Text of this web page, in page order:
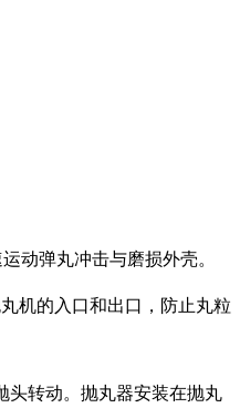
动弹丸冲击与磨损外壳。
机的入口和出口，防止丸粒
头转动。抛丸器安装在抛丸